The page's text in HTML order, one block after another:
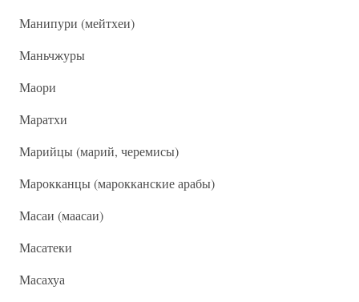
Манипури (мейтхеи)
Маньчжуры
Маори
Маратхи
Марийцы (марий, черемисы)
Марокканцы (марокканские арабы)
Масаи (маасаи)
Масатеки
Масахуа